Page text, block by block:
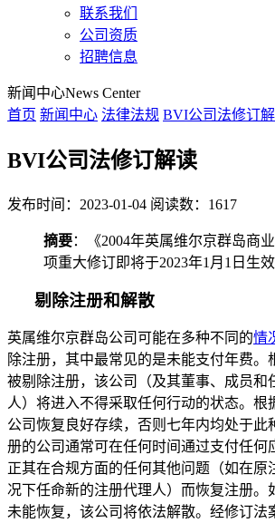
联系我们
公司资质
招聘信息
新闻中心News Center
首页 新闻中心 法律法规 BVI公司法修订
BVI公司法修订解读
发布时间：2023-01-04 阅读数：1617
摘要：《2004年英属维尔京群岛商
项重大修订即将于2023年1月1日生效
剔除注册和解散
英属维尔京群岛公司可能在多种不同的情
除注册，其中最常见的是未能支付年费。
被剔除注册，该公司（及其董事、成员和
人）将进入不得采取任何行动的状态。根
公司恢复良好存续，否则七年内均处于此
册的公司通常可在任何时间通过支付任何
正其在合规方面的任何其他问题（如在原
况下任命新的注册代理人）而恢复注册。
未能恢复，该公司将依法解散。经修订法